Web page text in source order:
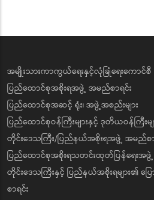
အမျိုးသားကာကွယ်ရေးနှင့်လုံခြုံရေးကောင်
ပြည်ထောင်စုအစိုးရအဖွဲ့ အမည်စာရင်း
ပြည်ထောင်စုအဆင့် ရုံး၊ အဖွဲ့အစည်းများ
ပြည်ထောင်စုဝန်ကြီးများနှင့် ဒုတိယဝန်ကြီးမျ
တိုင်းဒေသကြီး/ပြည်နယ်အစိုးရအဖွဲ့ အမည်စာ
ပြည်ထောင်စုအစိုးရသတင်းထုတ်ပြန်ရေးအဖွဲ့
တိုင်းဒေသကြီးနှင့် ပြည်နယ်အစိုးရများ၏ ပြ
စာရင်း